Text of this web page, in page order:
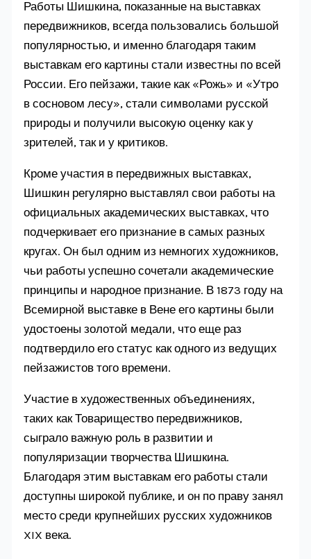
Работы Шишкина, показанные на выставках
передвижников, всегда пользовались большой
популярностью, и именно благодаря таким
выставкам его картины стали известны по всей
России. Его пейзажи, такие как «Рожь» и «Утро
в сосновом лесу», стали символами русской
природы и получили высокую оценку как у
зрителей, так и у критиков.
Кроме участия в передвижных выставках,
Шишкин регулярно выставлял свои работы на
официальных академических выставках, что
подчеркивает его признание в самых разных
кругах. Он был одним из немногих художников,
чьи работы успешно сочетали академические
принципы и народное признание. В 1873 году на
Всемирной выставке в Вене его картины были
удостоены золотой медали, что еще раз
подтвердило его статус как одного из ведущих
пейзажистов того времени.
Участие в художественных объединениях,
таких как Товарищество передвижников,
сыграло важную роль в развитии и
популяризации творчества Шишкина.
Благодаря этим выставкам его работы стали
доступны широкой публике, и он по праву занял
место среди крупнейших русских художников
XIX века.